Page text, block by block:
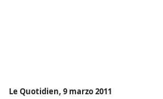
Le Quotidien, 9 marzo 2011